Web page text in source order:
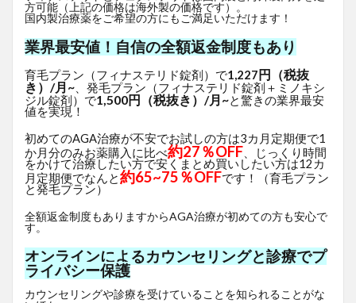
方可能（上記の価格は海外製の価格です）。
国内製治療薬をご希望の方にもご満足いただけます！
業界最安値！自信の全額返金制度もあり
育毛プラン（フィナステリド錠剤）で1,227円（税抜
き）/月~ 、発毛プラン（フィナステリド錠剤＋ミノキシ
ジル錠剤）で1,500円（税抜き）/月~と驚きの業界最安
値を実現！
初めてのAGA治療が不安でお試しの方は3カ月定期便で1
か月分のみお薬購入に比べ約27％OFF 、じっくり時間
をかけて治療したい方で安くまとめ買いしたい方は12カ
月定期便でなんと約65~75％OFFです！（育毛プラン
と発毛プラン）
全額返金制度もありますからAGA治療が初めての方も安心で
す。
オンラインによるカウンセリングと診療でプ
ライバシー保護
カウンセリングや診療を受けていることを知られることがな